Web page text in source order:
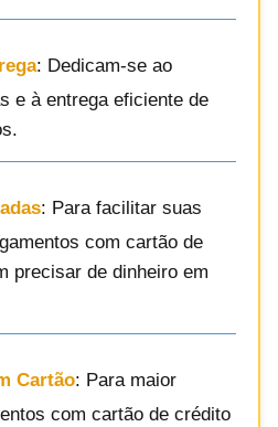
: Dedicam-se ao
e à entrega eficiente de
: Para facilitar suas
com cartão de
precisar de dinheiro em
Cartão: Para maior
com cartão de crédito